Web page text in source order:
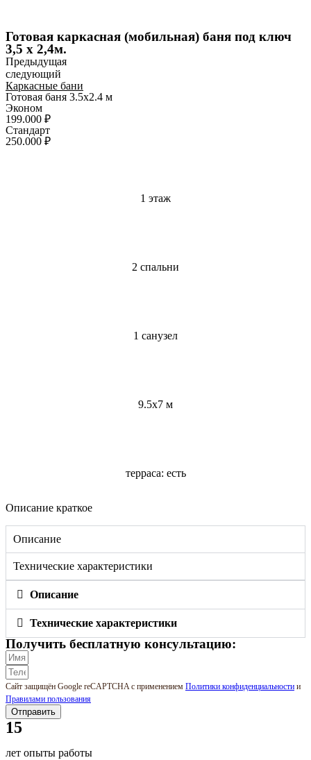
Готовая каркасная (мобильная) баня под ключ
3,5 х 2,4м.
Предыдущая
следующий
Каркасные бани
Готовая баня 3.5х2.4 м
Эконом
199.000 ₽
Стандарт
250.000 ₽
1 этаж
2 спальни
1 санузел
9.5x7 м
терраса: есть
Описание краткое
Описание
Технические характеристики
Описание
Технические характеристики
Получить бесплатную консультацию:
Сайт защищён Google reCAPTCHA с применением Политики конфиденциальности и
Правилами пользования
Отправить
15
лет опыты работы